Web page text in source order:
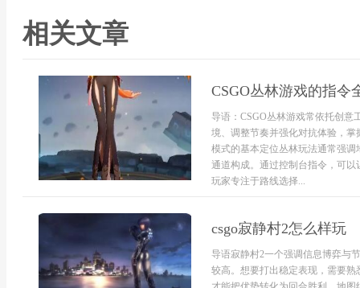
相关文章
CSGO丛林游戏的指令
导语：CSGO丛林游戏常依托创意
境、调整节奏并强化对抗体验，
模式的基本定位丛林玩法通常强
通道构成。通过控制台指令，可
玩家专注于路线选择...
csgo寂静村2怎么样玩
导语寂静村2一个强调信息博弈与
较高。想要打出稳定表现，需要